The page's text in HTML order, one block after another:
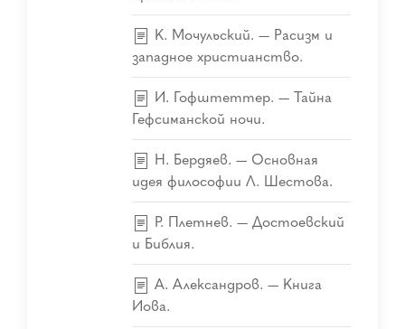
К. Мочульский. — Расизм и
западное христианство.
И. Гофштеттер. — Тайна
Гефсиманской ночи.
Н. Бердяев. — Основная
идея философии Л. Шестова.
Р. Плетнев. — Достоевский
и Библия.
А. Александров. — Книга
Иова.